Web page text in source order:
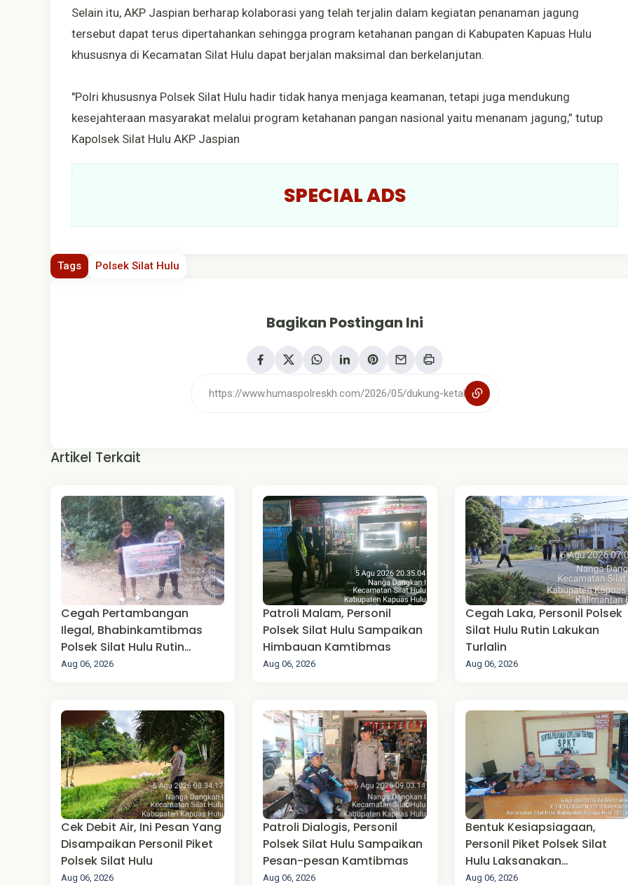
Selain itu, AKP Jaspian berharap kolaborasi yang telah terjalin dalam kegiatan penanaman jagung
tersebut dapat terus dipertahankan sehingga program ketahanan pangan di Kabupaten Kapuas Hulu
khususnya di Kecamatan Silat Hulu dapat berjalan maksimal dan berkelanjutan.
"Polri khususnya Polsek Silat Hulu hadir tidak hanya menjaga keamanan, tetapi juga mendukung
kesejahteraan masyarakat melalui program ketahanan pangan nasional yaitu menanam jagung,” tutup
Kapolsek Silat Hulu AKP Jaspian
SPECIAL ADS
Tags Polsek Silat Hulu
Bagikan Postingan Ini
Artikel Terkait
Cegah Pertambangan
Ilegal, Bhabinkamtibmas
Polsek Silat Hulu Rutin
Berikan Sosialisasi
Aug 06, 2026
Patroli Malam, Personil
Polsek Silat Hulu Sampaikan
Himbauan Kamtibmas
Aug 06, 2026
Cegah Laka, Personil Polsek
Silat Hulu Rutin Lakukan
Turlalin
Aug 06, 2026
Cek Debit Air, Ini Pesan Yang
Disampaikan Personil Piket
Polsek Silat Hulu
Aug 06, 2026
Patroli Dialogis, Personil
Polsek Silat Hulu Sampaikan
Pesan-pesan Kamtibmas
Aug 06, 2026
Bentuk Kesiapsiagaan,
Personil Piket Polsek Silat
Hulu Laksanakan
Pengamanan Mako
Aug 06, 2026